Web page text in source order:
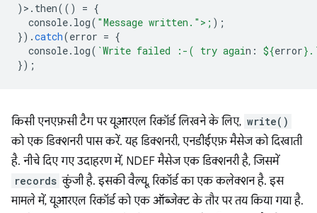
)>. then(() = {
console. log( "Message written.">; );
}).catch(error = {
console. log( `Write failed :-( try again: ${error}
});
किसी एनएफ़सी टैग पर यूआरएल रिकॉर्ड लिखने के लिए, write()
को एक डिक्शनरी पास करें. यह डिक्शनरी, एनडीईएफ़ मैसेज को दिखाती
है. नीचे दिए गए उदाहरण में, NDEF मैसेज एक डिक्शनरी है, जिसमें
records कुंजी है. इसकी वैल्यू, रिकॉर्ड का एक कलेक्शन है. इस
मामले में, यूआरएल रिकॉर्ड को एक ऑब्जेक्ट के तौर पर तय किया गया है.